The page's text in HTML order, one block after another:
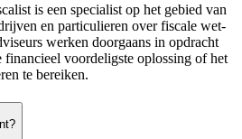
is een specialist op het gebied van
en particulieren over fiscale wet-
werken doorgaans in opdracht
voordeligste oplossing of het
te bereiken.